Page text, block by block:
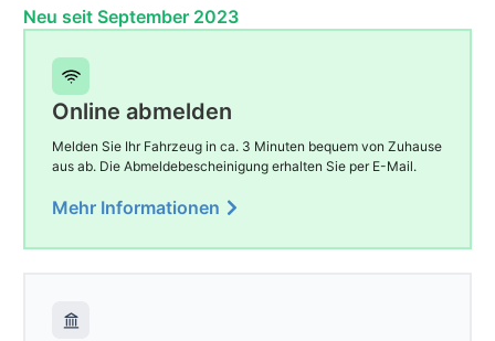
Neu seit September 2023
Online abmelden
Melden Sie Ihr Fahrzeug in ca. 3 Minuten bequem von Zuhause
aus ab. Die Abmeldebescheinigung erhalten Sie per E-Mail.
Mehr Informationen